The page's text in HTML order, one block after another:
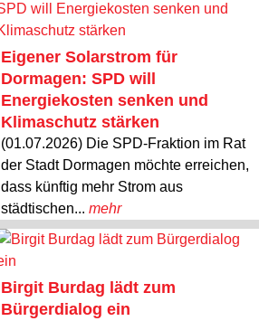
Eigener Solarstrom für
Dormagen: SPD will
Energiekosten senken und
Klimaschutz stärken
(01.07.2026) Die SPD-Fraktion im Rat
der Stadt Dormagen möchte erreichen,
dass künftig mehr Strom aus
städtischen... mehr
Birgit Burdag lädt zum
Bürgerdialog ein